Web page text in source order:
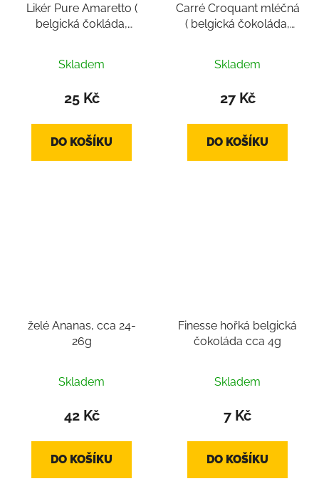
Likér Pure Amaretto (
belgická čokláda,
Skladem
25 Kč
DO KOŠÍKU
Carré Croquant mléčná
( belgická čokoláda,
Skladem
27 Kč
DO KOŠÍKU
želé Ananas, cca 24-
26g
Skladem
42 Kč
DO KOŠÍKU
Finesse hořká belgická
čokoláda cca 4g
Skladem
7 Kč
DO KOŠÍKU